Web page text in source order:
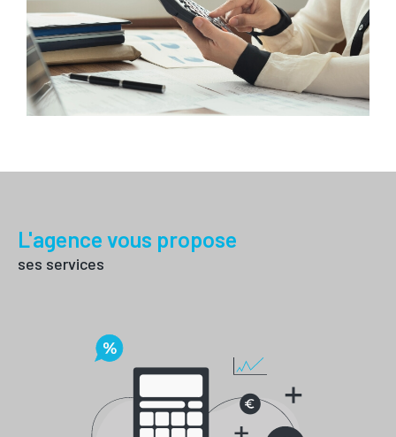
interruption.
Disponibles et réactifs, nous sommes dédiés à
transformer vos projets immobiliers en une réussite
complète. Choisissez David Immobilier pour une
expérience immobilière sans égal à Montblanc et ses
L'agence vous propose
ses services